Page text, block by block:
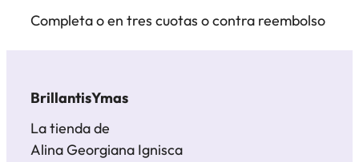
Completa o en tres cuotas o contra reembolso
BrillantisYmas
La tienda de
Alina Georgiana Ignisca